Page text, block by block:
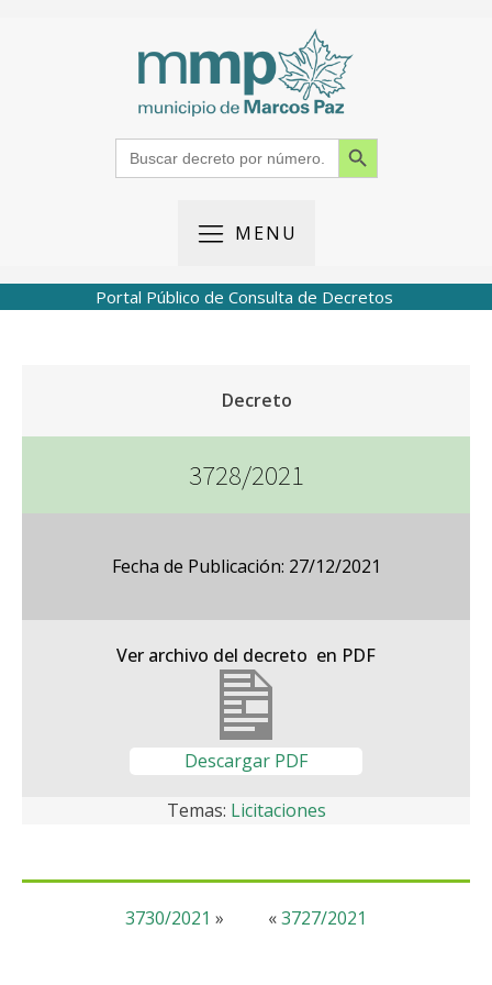
Search
for:
Search Button
MENU
Portal Público de Consulta de Decretos
Decreto
3728/2021
Fecha de Publicación: 27/12/2021
Ver archivo del decreto en PDF
Descargar PDF
Temas: Licitaciones
«3727/2021
3730/2021 »